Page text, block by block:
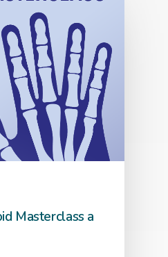
Masterclass a